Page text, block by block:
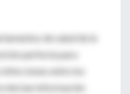
de salud de la
perfecta para
entre los
información